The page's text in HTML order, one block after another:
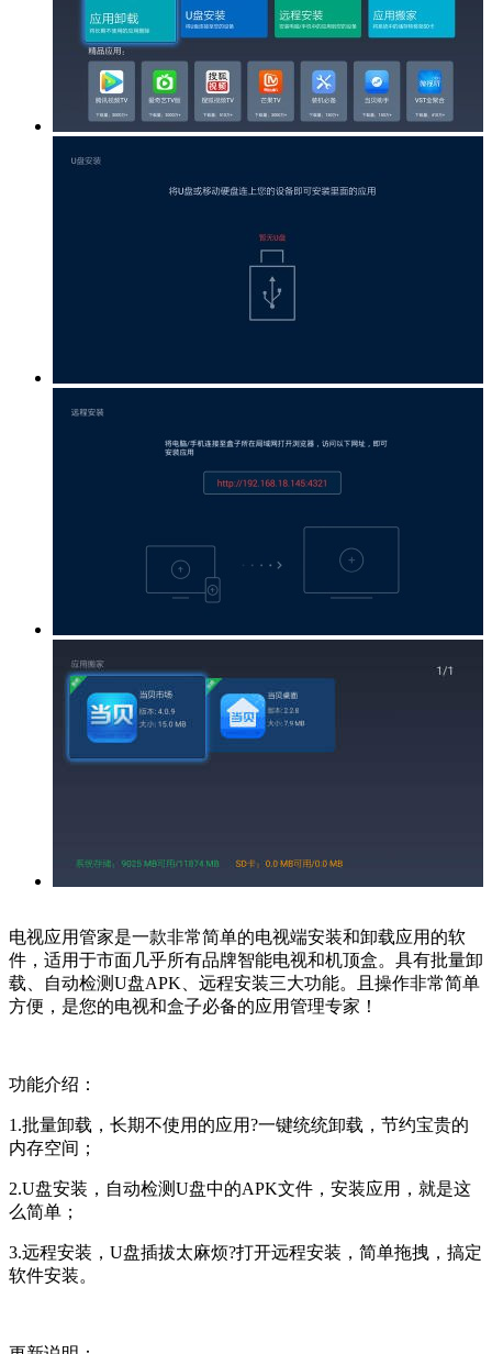
电视应用管家是一款非常简单的电视端安装和卸载应用的软
件，适用于市面几乎所有品牌智能电视和机顶盒。具有批量卸
载、自动检测U盘APK、远程安装三大功能。且操作非常简单
方便，是您的电视和盒子必备的应用管理专家！
功能介绍：
1.批量卸载，长期不使用的应用?一键统统卸载，节约宝贵的
内存空间；
2.U盘安装，自动检测U盘中的APK文件，安装应用，就是这
么简单；
3.远程安装，U盘插拔太麻烦?打开远程安装，简单拖拽，搞定
软件安装。